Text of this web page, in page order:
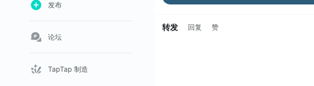
发布
论坛
TapTap 制造
转发 回复 赞